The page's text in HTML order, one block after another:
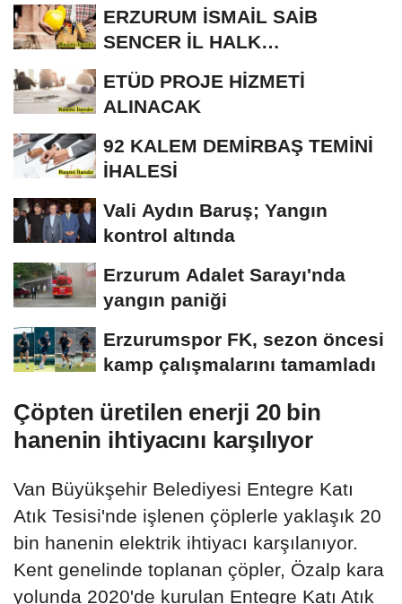
ERZURUM İSMAİL SAİB
SENCER İL HALK
KÜTÜPHANESİ BAKIM VE
ONARIM...
ETÜD PROJE HİZMETİ
ALINACAK
92 KALEM DEMİRBAŞ TEMİNİ
İHALESİ
Vali Aydın Baruş; Yangın
kontrol altında
Erzurum Adalet Sarayı'nda
yangın paniği
Erzurumspor FK, sezon öncesi
kamp çalışmalarını tamamladı
Çöpten üretilen enerji 20 bin
hanenin ihtiyacını karşılıyor
Van Büyükşehir Belediyesi Entegre Katı
Atık Tesisi'nde işlenen çöplerle yaklaşık 20
bin hanenin elektrik ihtiyacı karşılanıyor.
Kent genelinde toplanan çöpler, Özalp kara
yolunda 2020'de kurulan Entegre Katı Atık